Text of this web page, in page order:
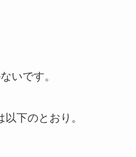
いです。
下のとおり。